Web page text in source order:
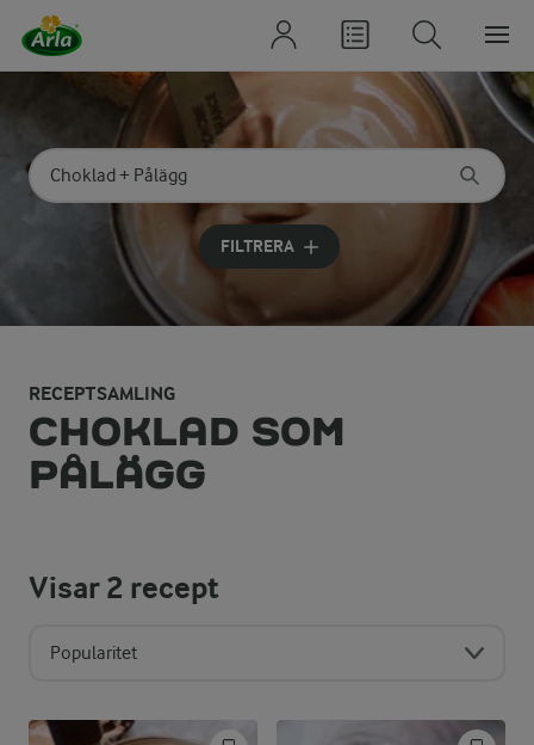
Sök på kategori eller ingrediens
Skriv in sökord för att få förslag
FILTRERA
RECEPTSAMLING
CHOKLAD SOM
PÅLÄGG
Visar2 recept
Popularitet